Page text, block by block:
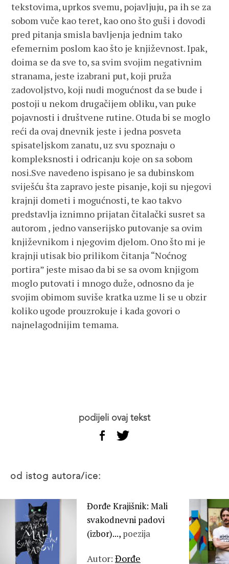
tekstovima, uprkos svemu, pojavljuju, pa ih se za
sobom vuče kao teret, kao ono što guši i dovodi
pred pitanja smisla bavljenja jednim tako
efemernim poslom kao što je književnost. Ipak,
doima se da sve to, sa svim svojim negativnim
stranama, jeste izabrani put, koji pruža
zadovoljstvo, koji nudi mogućnost da se bude i
postoji u nekom drugačijem obliku, van puke
pojavnosti i društvene rutine. Otuda bi se moglo
reći da ovaj dnevnik jeste i jedna posveta
spisateljskom zanatu, uz svu spoznaju o
kompleksnosti i odricanju koje on sa sobom
nosi.Sve navedeno ispisano je sa dubinskom
sviješću šta zapravo jeste pisanje, koji su njegovi
krajnji dometi i mogućnosti, te kao takvo
predstavlja iznimno prijatan čitalački susret sa
autorom , jedno vanserijsko putovanje sa ovim
književnikom i njegovim djelom. Ono što mi je
krajnji utisak bio prilikom čitanja “Noćnog
portira” jeste misao da bi se sa ovom knjigom
moglo putovati i mnogo duže, odnosno da je
svojim obimom suviše kratka uzme li se u obzir
koliko ugode prouzrokuje i kada govori o
najnelagodnijim temama.
podijeli ovaj tekst
od istog autora/ice:
Đorđe Krajišnik: Mali
svakodnevni padovi
(izbor)..., poezija
Autor: Đorđe